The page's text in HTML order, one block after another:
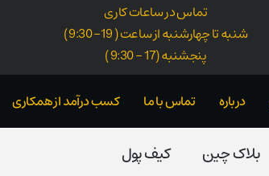
تماس در ساعات کاری
شنبه تا چهارشنبه از ساعت ( 19- 9:30 )
پنجشنبه (17 - 9:30 )
درباره تماس با ما کسب درآمد از همکاری
بلاک‌ چین
کیف پول